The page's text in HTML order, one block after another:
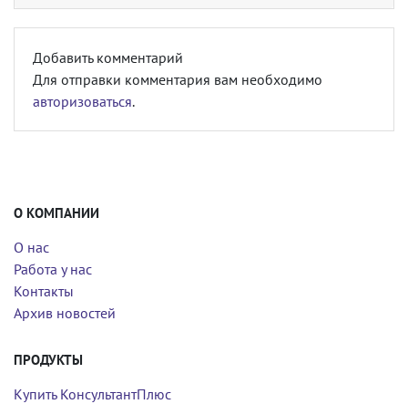
Добавить комментарий
Для отправки комментария вам необходимо
авторизоваться.
О КОМПАНИИ
О нас
Работа у нас
Контакты
Архив новостей
ПРОДУКТЫ
Купить КонсультантПлюс